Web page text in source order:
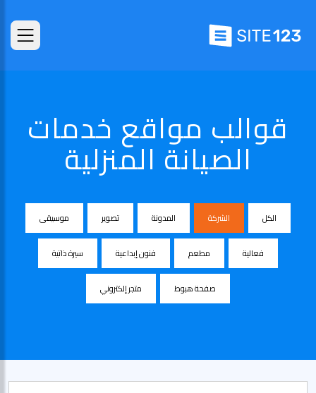
قوالب مواقع خدمات
الصيانة المنزلية
الكل الشركة المدونة تصوير موسيقى
فعالية مطعم فنون إبداعية سيرة ذاتية
صفحة هبوط متجر إلكتروني